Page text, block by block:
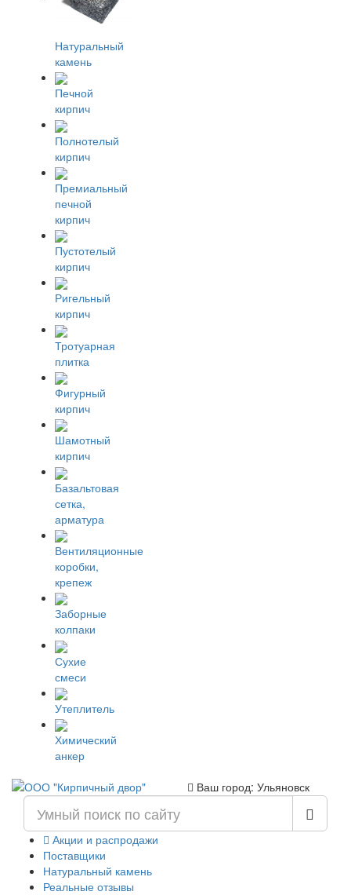
Натуральный
камень
Печной
кирпич
Полнотелый
кирпич
Премиальный
печной
кирпич
Пустотелый
кирпич
Ригельный
кирпич
Тротуарная
плитка
Фигурный
кирпич
Шамотный
кирпич
Базальтовая
сетка,
арматура
Вентиляционные
коробки,
крепеж
Заборные
колпаки
Сухие
смеси
Утеплитель
Химический
анкер
Ваш город: Ульяновск
Акции и распродажи
Поставщики
Натуральный камень
Реальные отзывы